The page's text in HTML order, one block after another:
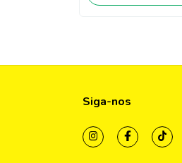
Siga-nos